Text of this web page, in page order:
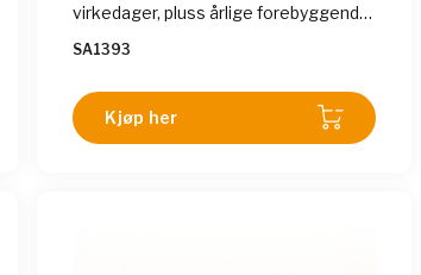
virkedager, pluss årlige forebyggende
SA1393
Kjøp her